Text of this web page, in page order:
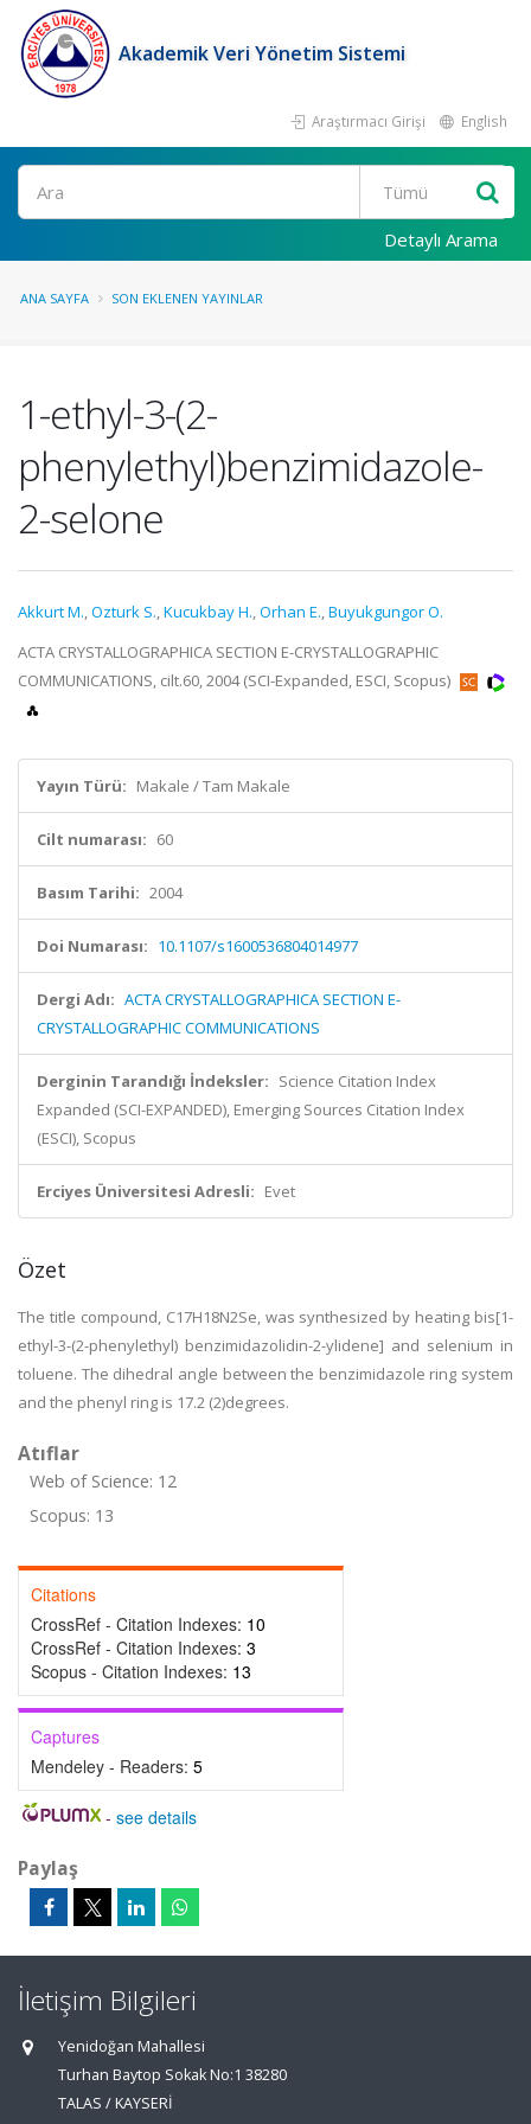
Akademik Veri Yönetim Sistemi
Araştırmacı Girişi English
Ara
Detaylı Arama
ANA SAYFA SON EKLENEN YAYINLAR
1-ethyl-3-(2-
phenylethyl)benzimidazole-
2-selone
Akkurt M.,Ozturk S.,Kucukbay H.,Orhan E.,Buyukgungor O.
ACTA CRYSTALLOGRAPHICA SECTION E-CRYSTALLOGRAPHIC
COMMUNICATIONS, cilt.60, 2004 (SCI-Expanded, ESCI, Scopus)
Yayın Türü: Makale / Tam Makale
Cilt numarası: 60
Basım Tarihi: 2004
Doi Numarası: 10.1107/s1600536804014977
Dergi Adı: ACTA CRYSTALLOGRAPHICA SECTION E-
CRYSTALLOGRAPHIC COMMUNICATIONS
Derginin Tarandığı İndeksler: Science Citation Index
Expanded (SCI-EXPANDED), Emerging Sources Citation Index
(ESCI), Scopus
Erciyes Üniversitesi Adresli: Evet
Özet
The title compound, C17H18N2Se, was synthesized by heating bis[1-
ethyl-3-(2-phenylethyl) benzimidazolidin-2-ylidene] and selenium in
toluene. The dihedral angle between the benzimidazole ring system
and the phenyl ring is 17.2 (2)degrees.
Atıflar
Web of Science: 12
Scopus: 13
Citations
CrossRef - Citation Indexes: 10
CrossRef - Citation Indexes: 3
Scopus - Citation Indexes: 13
Captures
Mendeley - Readers: 5
- see details
Paylaş
İletişim Bilgileri
Yenidoğan Mahallesi
Turhan Baytop Sokak No:1 38280
TALAS / KAYSERİ